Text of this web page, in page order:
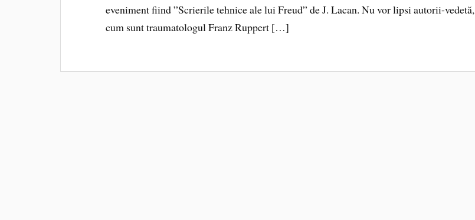
eveniment fiind ”Scrierile tehnice ale lui Freud” de J. Lacan. Nu vor lipsi autorii-vedetă,
cum sunt traumatologul Franz Ruppert […]